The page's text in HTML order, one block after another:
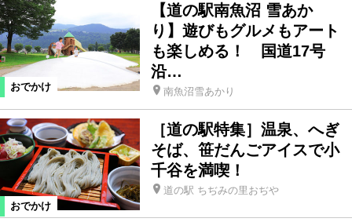
おでかけ
【道の駅南魚沼 雪あか
り】遊びもグルメもアート
も楽しめる！ 国道17号
沿…
南魚沼雪あかり
おでかけ
［道の駅特集］温泉、へぎ
そば、笹だんごアイスで小
千谷を満喫！
道の駅 ちぢみの里おぢや